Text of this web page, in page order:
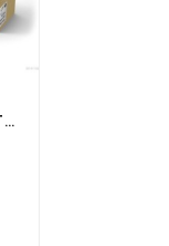
Samsung/HP - Toner...